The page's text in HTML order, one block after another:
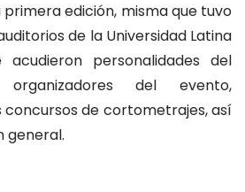
primera edición, misma que tuvo
de la Universidad Latina
personalidades del
del evento,
de cortometrajes, así
general.